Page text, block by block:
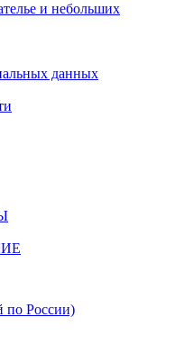
и небольших
данных
по России)